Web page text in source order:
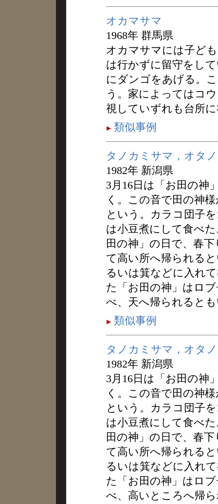
オカマサマ
1968年 群馬県
オカマサマには子ど
は行かずに留守をし
にダンゴをあげる。
う。家によってはコ
視していずれも台所
類似事例
タノカミサマ，オタ
1982年 新潟県
3月16日は「お田の神
く。この音で田の神
という。カラコ団子
は小豆煮にして食べ
田の神」の日で、春
て高い所へ帰られる
るいは箕などに入れ
た「お田の神」はロ
べ、天へ帰られると
類似事例
タノカミサマ，オタ
1982年 新潟県
3月16日は「お田の神
く。この音で田の神
という。カラコ団子
は小豆煮にして食べ
田の神」の日で、春
て高い所へ帰られる
るいは箕などに入れ
た「お田の神」はロ
べ、高いところへ帰